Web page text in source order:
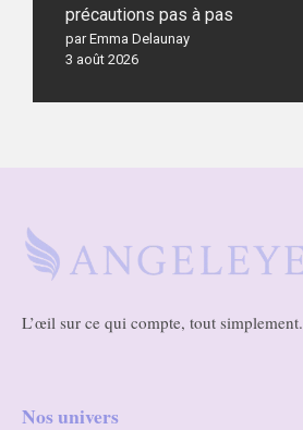
précautions pas à pas
par Emma Delaunay
3 août 2026
L’œil sur ce qui compte, tout simplement.
Nos univers